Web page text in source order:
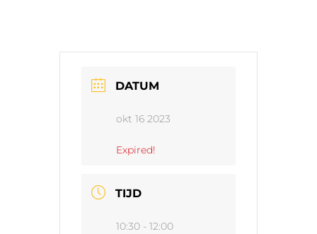
DATUM
okt 16 2023
Expired!
TIJD
10:30 - 12:00